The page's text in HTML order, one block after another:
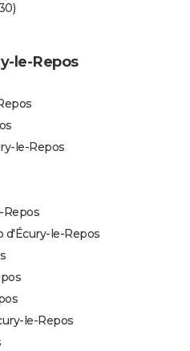
le-Repos
le-Repos
Repos
le-Repos
le-Repos